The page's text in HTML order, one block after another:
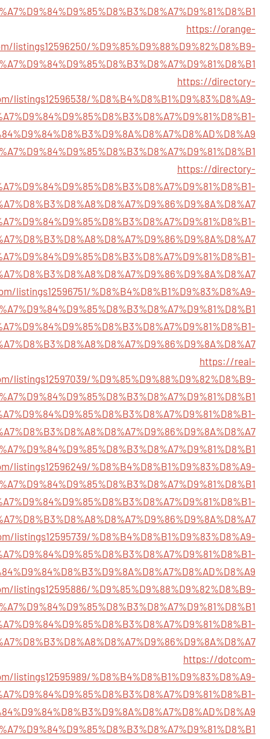
https://orange-
listings12596250/%D9%85%D9%88%D9%82%D8%B9-
https://directory-
listings12596538/%D8%B4%D8%B1%D9%83%D8%A9-
https://directory-
listings12596751/%D8%B4%D8%B1%D9%83%D8%A9-
https://real-
listings12597039/%D9%85%D9%88%D9%82%D8%B9-
%D8%B4%D8%B1%D9%83%D8%A9-
listings12595739/%D8%B4%D8%B1%D9%83%D8%A9-
listings12595886/%D9%85%D9%88%D9%82%D8%B9-
https://dotcom-
listings12595989/%D8%B4%D8%B1%D9%83%D8%A9-